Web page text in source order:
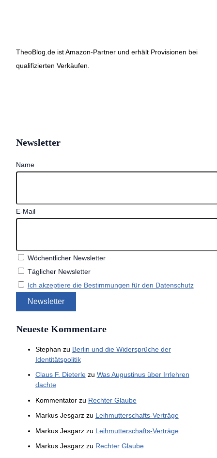
TheoBlog.de ist Amazon-Partner und erhält Provisionen bei
qualifizierten Verkäufen.
Newsletter
Name
E-Mail
Wöchentlicher Newsletter
Täglicher Newsletter
Ich akzeptiere die Bestimmungen für den Datenschutz
Neueste Kommentare
Stephan zu Berlin und die Widersprüche der
Identitätspolitik
Claus F. Dieterlezu Was Augustinus über Irrlehren
dachte
Kommentatorzu Rechter Glaube
Markus Jesgarzzu Leihmutterschafts-Verträge
Markus Jesgarzzu Leihmutterschafts-Verträge
Markus Jesgarzzu Rechter Glaube